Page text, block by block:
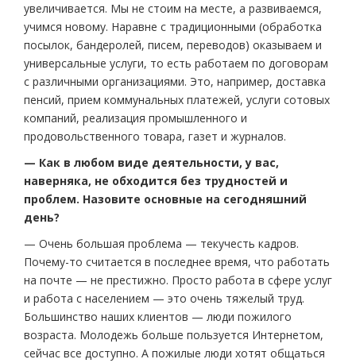
увеличивается. Мы не стоим на месте, а развиваемся,
учимся новому. Наравне с традиционными (обработка
посылок, бандеролей, писем, переводов) оказываем и
универсальные услуги, то есть работаем по договорам
с различными организациями. Это, например, доставка
пенсий, прием коммунальных платежей, услуги сотовых
компаний, реализация промышленного и
продовольственного товара, газет и журналов.
— Как в любом виде деятельности, у вас,
наверняка, не обходится без трудностей и
проблем. Назовите основные на сегодняшний
день?
— Очень большая проблема — текучесть кадров.
Почему-то считается в последнее время, что работать
на почте — не престижно. Просто работа в сфере услуг
и работа с населением — это очень тяжелый труд.
Большинство наших клиентов — люди пожилого
возраста. Молодежь больше пользуется Интернетом,
сейчас все доступно. А пожилые люди хотят общаться